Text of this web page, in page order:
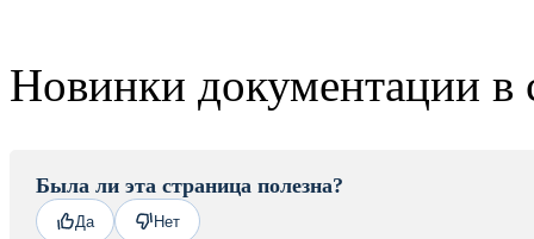
Новинки документации в
Была ли эта страница полезна?
Да Нет